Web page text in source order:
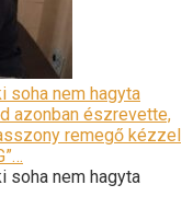
soha nem hagyta
azonban észrevette,
remegő kézzel
soha nem hagyta